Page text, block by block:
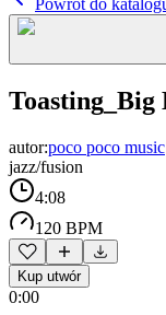
Powrót do
Toasting_Big
autor:poco poco music
jazz/fusion
4:08
120 BPM
Kup utwór
0:00